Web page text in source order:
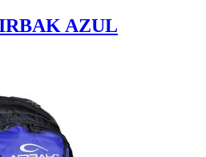
AZUL